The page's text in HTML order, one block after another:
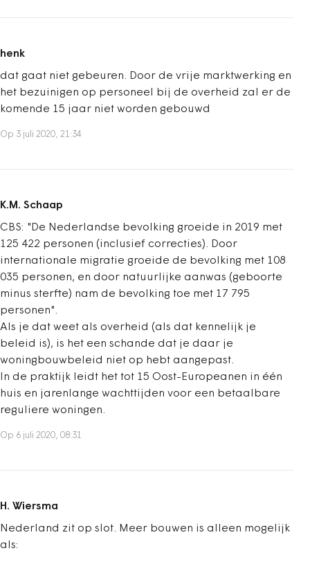
henk
dat gaat niet gebeuren. Door de vrije marktwerking en
het bezuinigen op personeel bij de overheid zal er de
komende 15 jaar niet worden gebouwd
Op 3 juli 2020, 21:34
K.M. Schaap
CBS: "De Nederlandse bevolking groeide in 2019 met
125 422 personen (inclusief correcties). Door
internationale migratie groeide de bevolking met 108
035 personen, en door natuurlijke aanwas (geboorte
minus sterfte) nam de bevolking toe met 17 795
personen".
Als je dat weet als overheid (als dat kennelijk je
beleid is), is het een schande dat je daar je
woningbouwbeleid niet op hebt aangepast.
In de praktijk leidt het tot 15 Oost-Europeanen in één
huis en jarenlange wachttijden voor een betaalbare
reguliere woningen.
Op 6 juli 2020, 08:31
H. Wiersma
Nederland zit op slot. Meer bouwen is alleen mogelijk
als: